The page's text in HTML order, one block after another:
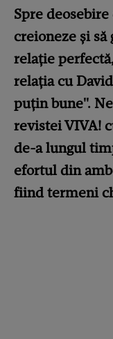
Spre
creioneze și să
relație
relația cu
puțin bune".
revistei VIVA!
de-a lungul
efortul din
fiind termeni